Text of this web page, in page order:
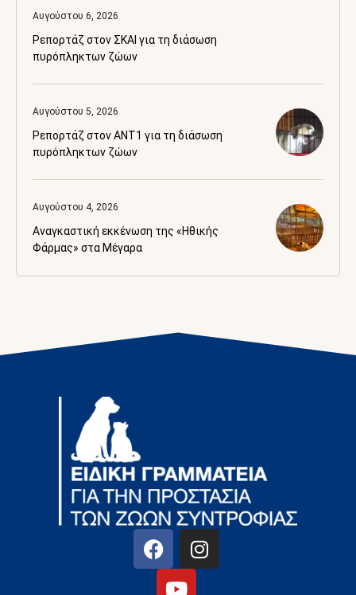
Αυγούστου 6, 2026
Ρεπορτάζ στον ΣΚΑΙ για τη διάσωση
πυρόπληκτων ζώων
Αυγούστου 5, 2026
Ρεπορτάζ στον ANT1 για τη διάσωση
πυρόπληκτων ζώων
Αυγούστου 4, 2026
Αναγκαστική εκκένωση της «Ηθικής
Φάρμας» στα Μέγαρα